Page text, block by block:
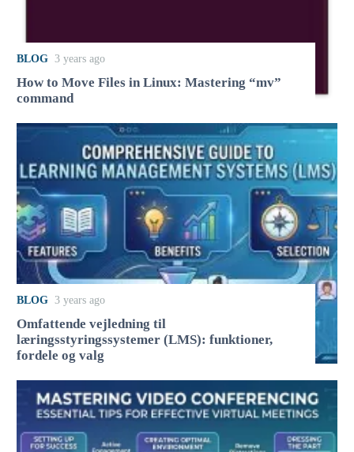
BLOG 3 years ago
How to Move Files in Linux: Mastering “mv”
command
BLOG 3 years ago
Omfattende vejledning til
læringsstyringssystemer (LMS): funktioner,
fordele og valg